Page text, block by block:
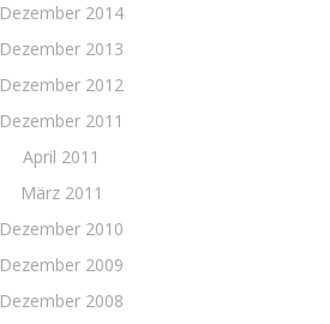
Dezember 2014
Dezember 2013
Dezember 2012
Dezember 2011
April 2011
März 2011
Dezember 2010
Dezember 2009
Dezember 2008